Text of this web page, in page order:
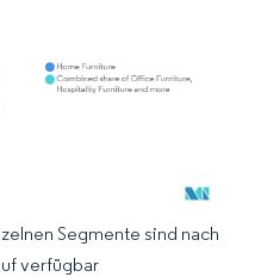
erfordert Namensnennung
Segmente sind nach
verfügbar